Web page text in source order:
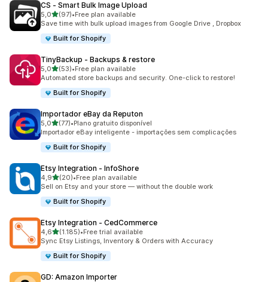
CS ‑ Smart Bulk Image Upload
5,0de 5 estrelas
(97)
97 total de avaliações
•Free plan available
Save time with bulk upload images from Google Drive , Dropbox
Built for Shopify
TinyBackup ‑ Backups & restore
5,0de 5 estrelas
(53)
53 total de avaliações
•Free plan available
Automated store backups and security. One-click to restore!
Built for Shopify
Importador eBay da Reputon
5,0de 5 estrelas
(77)
77 total de avaliações
•Plano gratuito disponível
Importador eBay inteligente - importações sem complicações
Built for Shopify
Etsy Integration ‑ InfoShore
4,9de 5 estrelas
(20)
20 total de avaliações
•Free plan available
Sell on Etsy and your store — without the double work
Built for Shopify
Etsy Integration ‑ CedCommerce
4,6de 5 estrelas
(1.185)
1185 total de avaliações
•Free trial available
Sync Etsy Listings, Inventory & Orders with Accuracy
Built for Shopify
GD: Amazon Importer